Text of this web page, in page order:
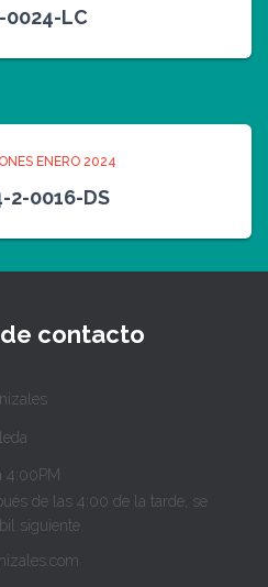
0024-LC
ENERO 2024
2-0016-DS
contacto
4:00PM
de las 4:00 de la tarde, se
siguiente.